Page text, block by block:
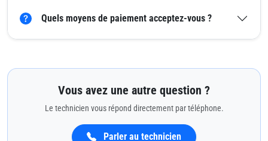
Quels moyens de paiement acceptez-vous ?
Vous avez une autre question ?
Le technicien vous répond directement par téléphone.
Parler au technicien